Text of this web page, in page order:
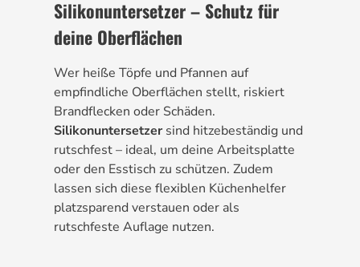
Silikonuntersetzer – Schutz für
deine Oberflächen
Wer heiße Töpfe und Pfannen auf
empfindliche Oberflächen stellt, riskiert
Brandflecken oder Schäden.
Silikonuntersetzer sind hitzebeständig und
rutschfest – ideal, um deine Arbeitsplatte
oder den Esstisch zu schützen. Zudem
lassen sich diese flexiblen Küchenhelfer
platzsparend verstauen oder als
rutschfeste Auflage nutzen.